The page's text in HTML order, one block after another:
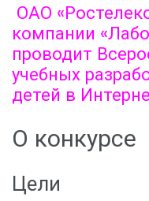
ОАО
компании
проводит
учебных
детей в
О конкурсе
Цели